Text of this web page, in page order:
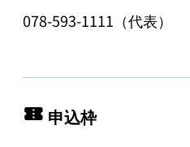
078-593-1111（代表）
申込枠